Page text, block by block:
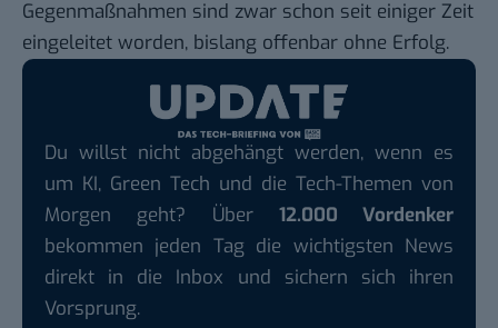
Gegenmaßnahmen sind zwar schon seit einiger Zeit
eingeleitet worden, bislang offenbar ohne Erfolg.
Du willst nicht abgehängt werden, wenn es
um KI, Green Tech und die Tech-Themen von
Morgen geht? Über 12.000 Vordenker
bekommen jeden Tag die wichtigsten News
direkt in die Inbox und sichern sich ihren
Vorsprung.